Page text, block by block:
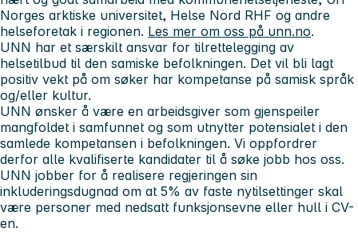
Norges arktiske universitet, Helse Nord RHF og andre
helseforetak i regionen. Les mer om oss på unn.no.
UNN har et særskilt ansvar for tilrettelegging av
helsetilbud til den samiske befolkningen. Det vil bli lagt
positiv vekt på om søker har kompetanse på samisk språk
og/eller kultur.
UNN ønsker å være en arbeidsgiver som gjenspeiler
mangfoldet i samfunnet og som utnytter potensialet i den
samlede kompetansen i befolkningen. Vi oppfordrer
derfor alle kvalifiserte kandidater til å søke jobb hos oss.
UNN jobber for å realisere regjeringen sin
inkluderingsdugnad om at 5% av faste nytilsettinger skal
være personer med nedsatt funksjonsevne eller hull i CV-
en.